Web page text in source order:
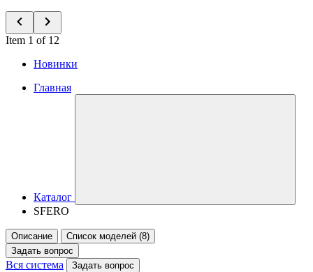
Item 1 of 12
Новинки
Главная
Каталог
SFERO
Описание
Список моделей (8)
Задать вопрос
Вся система Задать вопрос